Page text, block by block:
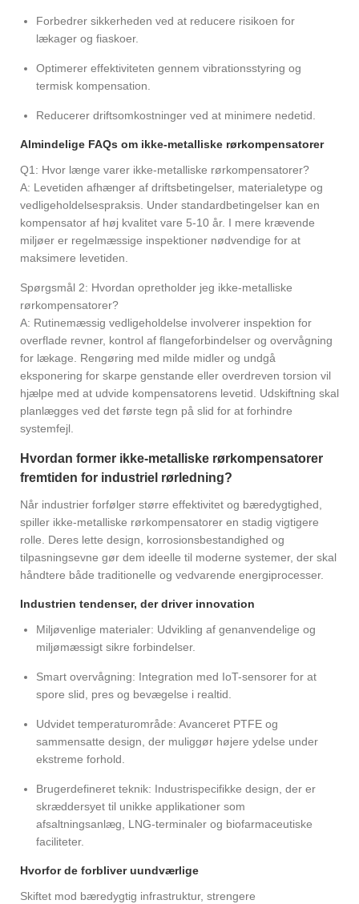
Forbedrer sikkerheden ved at reducere risikoen for
lækager og fiaskoer.
Optimerer effektiviteten gennem vibrationsstyring og
termisk kompensation.
Reducerer driftsomkostninger ved at minimere nedetid.
Almindelige FAQs om ikke-metalliske rørkompensatorer
Q1: Hvor længe varer ikke-metalliske rørkompensatorer?
A: Levetiden afhænger af driftsbetingelser, materialetype og
vedligeholdelsespraksis. Under standardbetingelser kan en
kompensator af høj kvalitet vare 5-10 år. I mere krævende
miljøer er regelmæssige inspektioner nødvendige for at
maksimere levetiden.
Spørgsmål 2: Hvordan opretholder jeg ikke-metalliske
rørkompensatorer?
A: Rutinemæssig vedligeholdelse involverer inspektion for
overflade revner, kontrol af flangeforbindelser og overvågning
for lækage. Rengøring med milde midler og undgå
eksponering for skarpe genstande eller overdreven torsion vil
hjælpe med at udvide kompensatorens levetid. Udskiftning skal
planlægges ved det første tegn på slid for at forhindre
systemfejl.
Hvordan former ikke-metalliske rørkompensatorer
fremtiden for industriel rørledning?
Når industrier forfølger større effektivitet og bæredygtighed,
spiller ikke-metalliske rørkompensatorer en stadig vigtigere
rolle. Deres lette design, korrosionsbestandighed og
tilpasningsevne gør dem ideelle til moderne systemer, der skal
håndtere både traditionelle og vedvarende energiprocesser.
Industrien tendenser, der driver innovation
Miljøvenlige materialer: Udvikling af genanvendelige og
miljømæssigt sikre forbindelser.
Smart overvågning: Integration med IoT-sensorer for at
spore slid, pres og bevægelse i realtid.
Udvidet temperaturområde: Avanceret PTFE og
sammensatte design, der muliggør højere ydelse under
ekstreme forhold.
Brugerdefineret teknik: Industrispecifikke design, der er
skræddersyet til unikke applikationer som
afsaltningsanlæg, LNG-terminaler og biofarmaceutiske
faciliteter.
Hvorfor de forbliver uundværlige
Skiftet mod bæredygtig infrastruktur, strengere